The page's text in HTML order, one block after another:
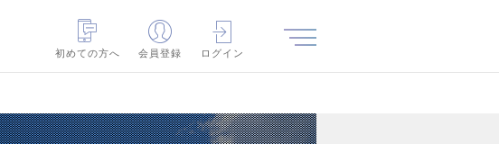
初めての方へ
会員登録 ログイン